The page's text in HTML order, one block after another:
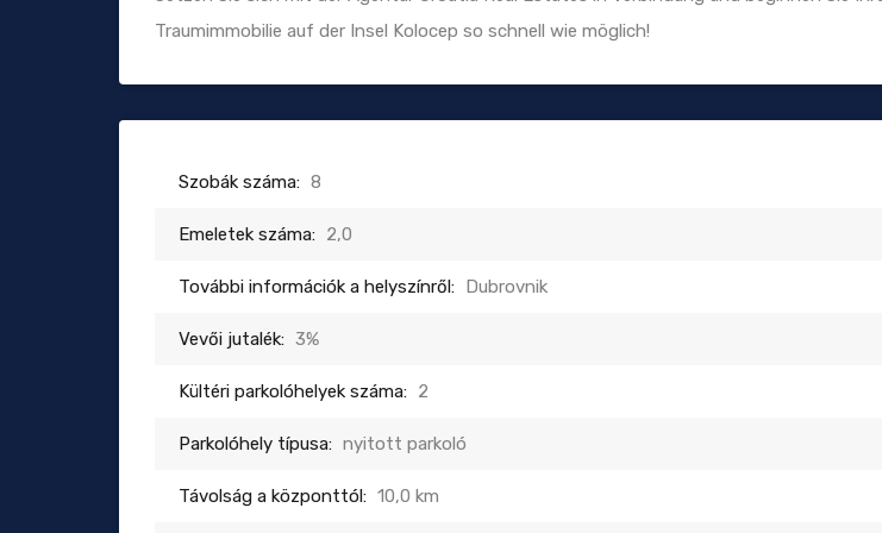
Traumimmobilie auf der Insel Kolocep so schnell wie möglich!
Szobák száma: 8
Emeletek száma: 2,0
További információk a helyszínről: Dubrovnik
Vevői jutalék: 3%
Kültéri parkolóhelyek száma: 2
Parkolóhely típusa: nyitott parkoló
Távolság a központtól: 10,0 km